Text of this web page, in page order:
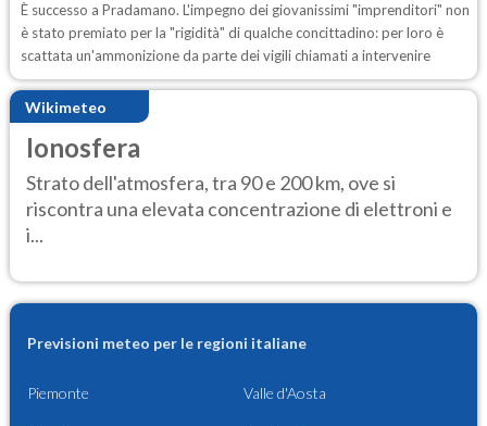
È successo a Pradamano. L'impegno dei giovanissimi "imprenditori" non
è stato premiato per la "rigidità" di qualche concittadino: per loro è
scattata un'ammonizione da parte dei vigili chiamati a intervenire
Wikimeteo
Ionosfera
Strato dell'atmosfera, tra 90 e 200 km, ove si
riscontra una elevata concentrazione di elettroni e
i...
Previsioni meteo per le regioni italiane
Piemonte Valle d'Aosta